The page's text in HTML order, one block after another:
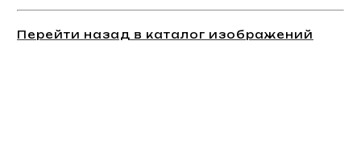
Перейти назад в каталог изображений